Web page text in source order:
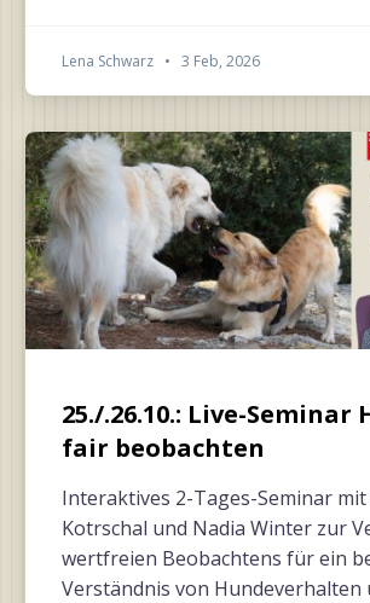
Lena Schwarz • 3 Feb, 2026
25./.26.10.: Live-Seminar
fair beobachten
Interaktives 2-Tages-Seminar
Kotrschal und Nadia Winter zur
wertfreien Beobachtens für ein
Verständnis von Hundeverhalten